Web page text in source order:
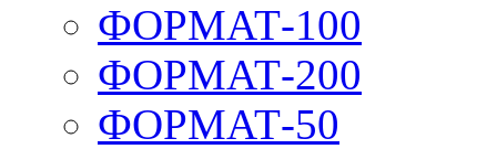
ФОРМАТ-100
ФОРМАТ-200
ФОРМАТ-50